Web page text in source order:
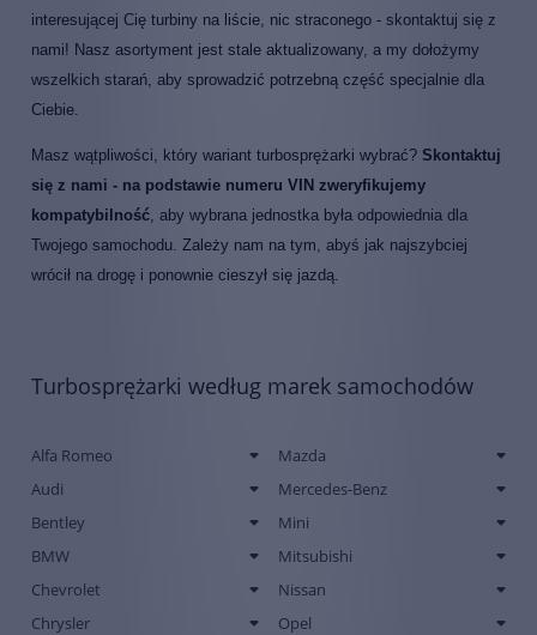
interesującej Cię turbiny na liście, nic straconego - skontaktuj się z
nami! Nasz asortyment jest stale aktualizowany, a my dołożymy
wszelkich starań, aby sprowadzić potrzebną część specjalnie dla
Ciebie.
Masz wątpliwości, który wariant turbosprężarki wybrać? Skontaktuj
się z nami - na podstawie numeru VIN zweryfikujemy
kompatybilność , aby wybrana jednostka była odpowiednia dla
Twojego samochodu. Zależy nam na tym, abyś jak najszybciej
wrócił na drogę i ponownie cieszył się jazdą.
Turbosprężarki według marek samochodów
Alfa Romeo
Audi
Bentley
BMW
Chevrolet
Chrysler
Mazda
Mercedes-Benz
Mini
Mitsubishi
Nissan
Opel